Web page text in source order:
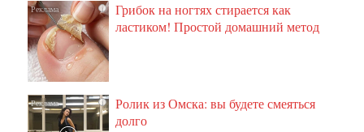
i
Грибок на ногтях стирается как
ластиком! Простой домашний метод
i
Ролик из Омска: вы будете смеяться
долго